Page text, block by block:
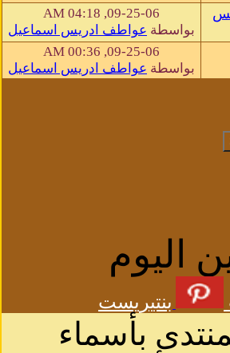
09-25-06, 04:18 AM
بواسطة عواطف ادريس اسماعيل
09-25-06, 00:36 AM
بواسطة عواطف ادريس اسماعيل
اليوم
بنتيريست
بأسماء